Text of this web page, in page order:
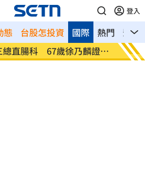
登入
態 台股怎投資 熱門 影音
國際
2童自行逃生 消防救受困狗
高雄
置